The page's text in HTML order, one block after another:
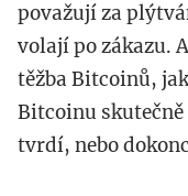
považují za
volají po zákazu.
těžba Bitcoinů,
Bitcoinu
tvrdí, nebo